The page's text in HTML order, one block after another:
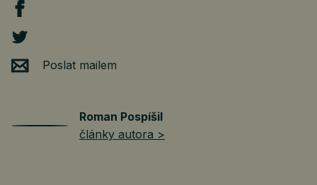
Poslat mailem
Roman Pospíšil
články autora >